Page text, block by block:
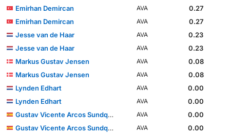
Emirhan Demircan
AVA
0.27
Emirhan Demircan
AVA
0.27
Jesse van de Haar
AVA
0.23
Jesse van de Haar
AVA
0.23
Markus Gustav Jensen
AVA
0.08
Markus Gustav Jensen
AVA
0.08
Lynden Edhart
AVA
0.00
Lynden Edhart
AVA
0.00
Gustav Vicente Arcos Sundqvist
AVA
0.00
Gustav Vicente Arcos Sundqvist
AVA
0.00